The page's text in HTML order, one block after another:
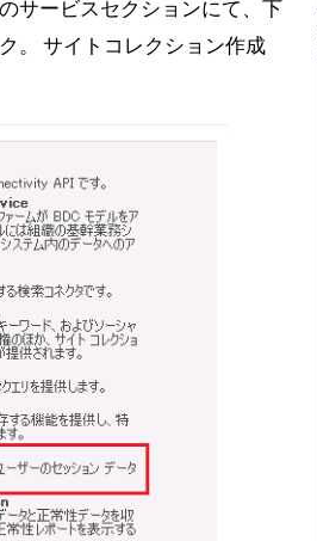
サービスセクションにて、下
。 サイトコレクション作成